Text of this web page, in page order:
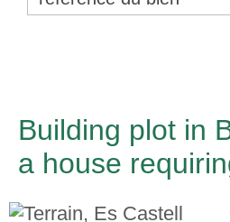
Building plot in
a house